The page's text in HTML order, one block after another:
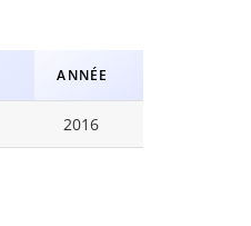
ANNÉE
2016